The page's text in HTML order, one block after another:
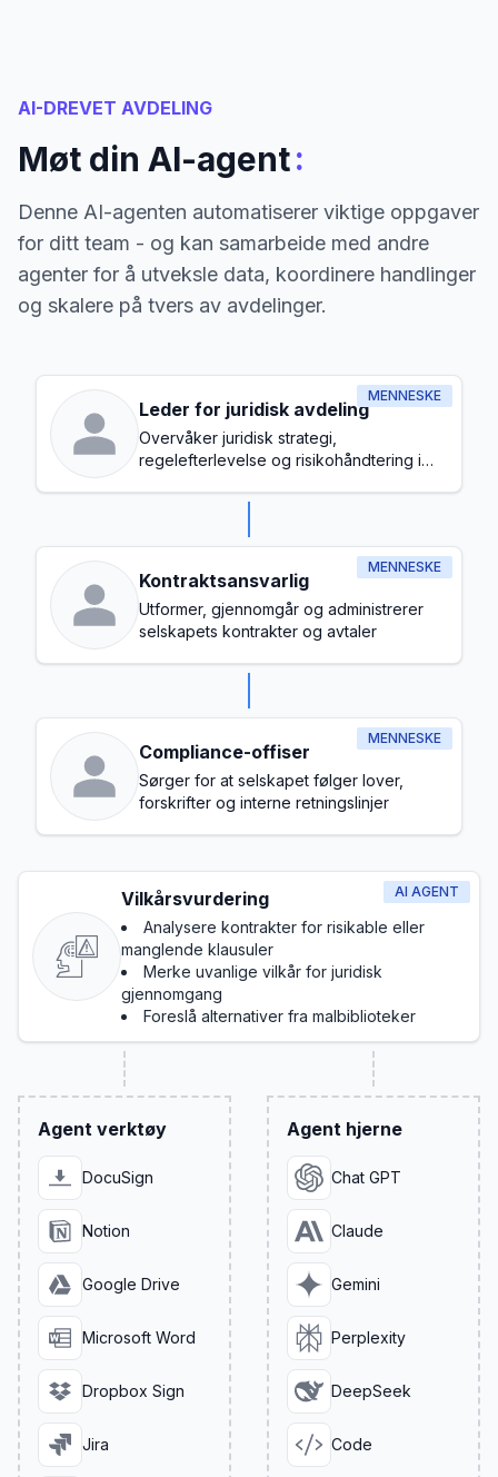
AI-DREVET AVDELING
Møt din AI-agent:
Denne AI-agenten automatiserer viktige oppgaver
for ditt team - og kan samarbeide med andre
agenter for å utveksle data, koordinere handlinger
og skalere på tvers av avdelinger.
MENNESKE
Leder for juridisk avdeling
Overvåker juridisk strategi,
regelefterlevelse og risikohåndtering i
MENNESKE
Kontraktsansvarlig
Utformer, gjennomgår og administrerer
selskapets kontrakter og avtaler
MENNESKE
Compliance-offiser
Sørger for at selskapet følger lover,
forskrifter og interne retningslinjer
AI AGENT
Vilkårsvurdering
Analysere kontrakter for risikable eller
manglende klausuler
Merke uvanlige vilkår for juridisk
gjennomgang
Foreslå alternativer fra malbiblioteker
Agent verktøy
DocuSign
Notion
Google Drive
Microsoft Word
Dropbox Sign
Jira
Agent hjerne
Chat GPT
Claude
Gemini
Perplexity
DeepSeek
Code